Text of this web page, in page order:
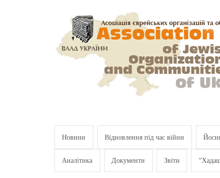
Новини Відновлення під час війни
Аналітика Документи Звіти